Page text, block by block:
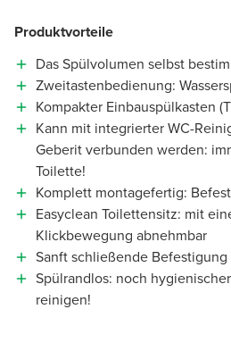
Produktvorteile
Das Spülvolumen selbst
Zweitastenbedienung:
Kompakter Einbauspülkasten
Kann mit integrierter WC-
Geberit verbunden werden:
Toilette!
Komplett montagefertig:
Easyclean Toilettensitz: mit
Klickbewegung abnehmbar
Sanft schließende Befestigung
Spülrandlos: noch
reinigen!